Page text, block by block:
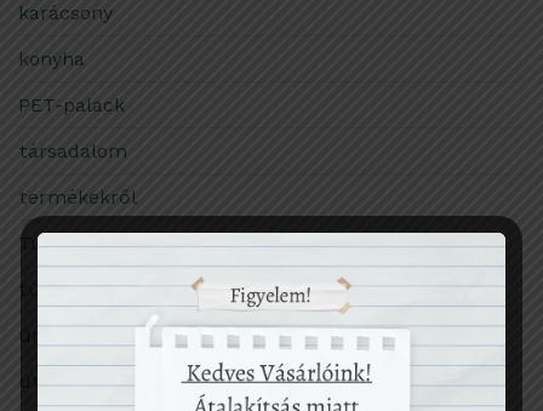
karácsony
konyha
PET-palack
társadalom
termékekről
Tudomány
túlfogyasztás
utazás